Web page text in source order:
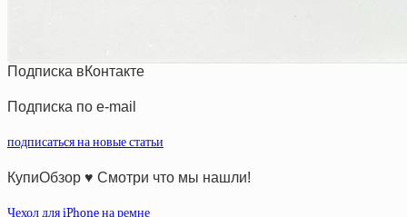
Подписка вКонтакте
Подписка по e-mail
подписаться на новые статьи
КупиОбзор ♥ Смотри что мы нашли!
Чехол для iPhone на ремне